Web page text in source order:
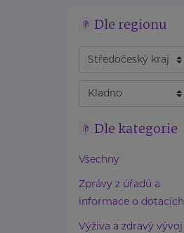
Dle regionu
Dle kategorie
Všechny
Zprávy z úřadů a
informace o dotacích
Výživa a zdravý vývoj